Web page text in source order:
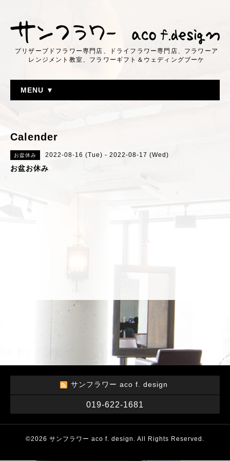
プリザーブドフラワー専門店、ドライフラワー専門店、フラワーア
レンジメント教室、フラワーギフト＆ウェディングブーケ
MENU ▼
Calender
お盆休み 2022-08-16 (Tue) - 2022-08-17 (Wed)
お盆お休み
サンフラワー aco f. design
019-622-1681
©2026 サンフラワー aco f. design . All Rights Reserved.